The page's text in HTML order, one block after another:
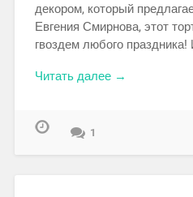
декором, который
Евгения Смирнова, этот
гвоздем любого
Читать далее →
1